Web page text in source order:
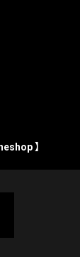
】